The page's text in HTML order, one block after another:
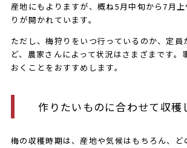
産地にもよりますが、概ね5月中旬から7月
りが開かれています。
ただし、梅狩りをいつ行っているのか、定員
ど、農家さんによって状況はさまざまです。
おくことをおすすめします。
作りたいものに合わせて収穫
梅の収穫時期は、産地や気候はもちろん、ど